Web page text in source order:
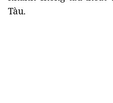
Tàu.